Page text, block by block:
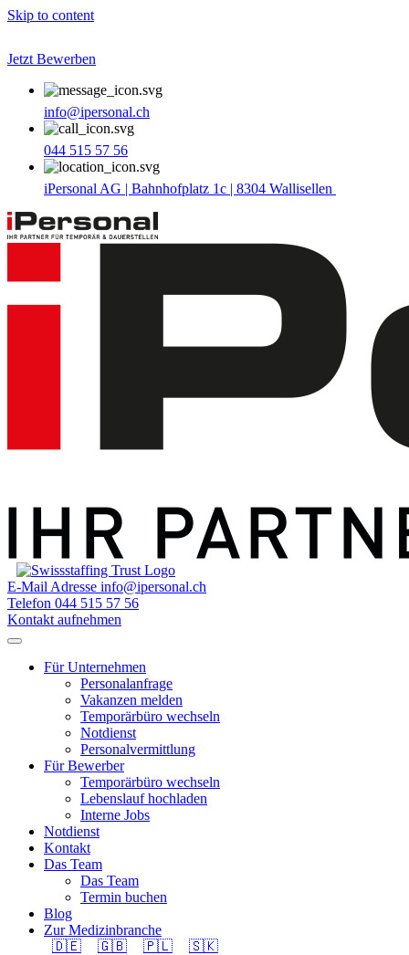
Skip to content
Jetzt Bewerben
info@ipersonal.ch
044 515 57 56
iPersonal AG | Bahnhofplatz 1c | 8304 Wallisellen
E-Mail Adresse info@ipersonal.ch
Telefon 044 515 57 56
Kontakt aufnehmen
Für Unternehmen
Personalanfrage
Vakanzen melden
Temporärbüro wechseln
Notdienst
Personalvermittlung
Für Bewerber
Temporärbüro wechseln
Lebenslauf hochladen
Interne Jobs
Notdienst
Kontakt
Das Team
Das Team
Termin buchen
Blog
Zur Medizinbranche
🇩🇪
🇬🇧 🇵🇱 🇸🇰